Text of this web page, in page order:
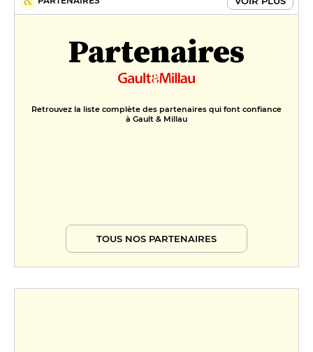
Partenaires
Retrouvez la liste complète des partenaires qui font confiance
à Gault & Millau
TOUS NOS PARTENAIRES